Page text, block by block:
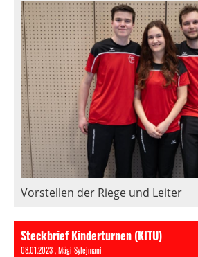
Vorstellen der Riege und Leiter
Steckbrief Kinderturnen (KITU)
08.01.2023, Mägi Sylejmani